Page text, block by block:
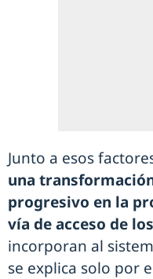
Junto a esos
una
progresivo en la
vía de acceso de
incorporan al
se explica solo por